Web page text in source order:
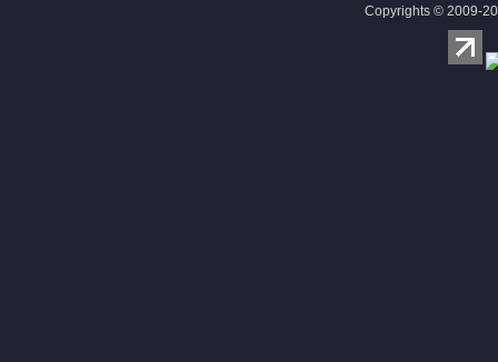
Copyrights © 2009-